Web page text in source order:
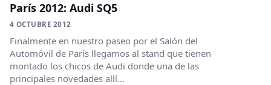
París 2012: Audi SQ5
4 OCTUBRE 2012
Finalmente en nuestro paseo por el Salón del
Automóvil de París llegamos al stand que tienen
montado los chicos de Audi donde una de las
principales novedades allí...